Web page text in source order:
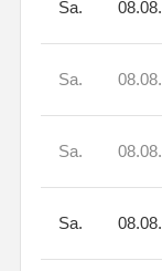
Sa. 08.08.
Sa. 08.08.
Sa. 08.08.
Sa. 08.08.